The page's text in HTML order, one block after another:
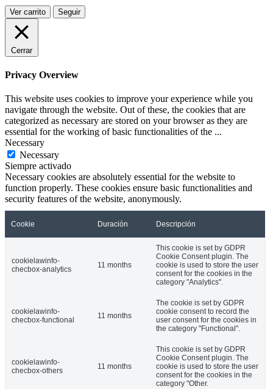
Ver carrito Seguir
Cerrar
Privacy Overview
This website uses cookies to improve your experience while you
navigate through the website. Out of these, the cookies that are
categorized as necessary are stored on your browser as they are
essential for the working of basic functionalities of the ...
Necessary
Necessary
Siempre activado
Necessary cookies are absolutely essential for the website to
function properly. These cookies ensure basic functionalities and
security features of the website, anonymously.
Cookie Duración Descripción
cookielawinfo-
checbox-analytics
11 months
This cookie is set by GDPR
Cookie Consent plugin. The
cookie is used to store the user
consent for the cookies in the
category "Analytics".
cookielawinfo-
checbox-functional
11 months
The cookie is set by GDPR
cookie consent to record the
user consent for the cookies in
the category "Functional".
cookielawinfo-
checbox-others
11 months
This cookie is set by GDPR
Cookie Consent plugin. The
cookie is used to store the user
consent for the cookies in the
category "Other.